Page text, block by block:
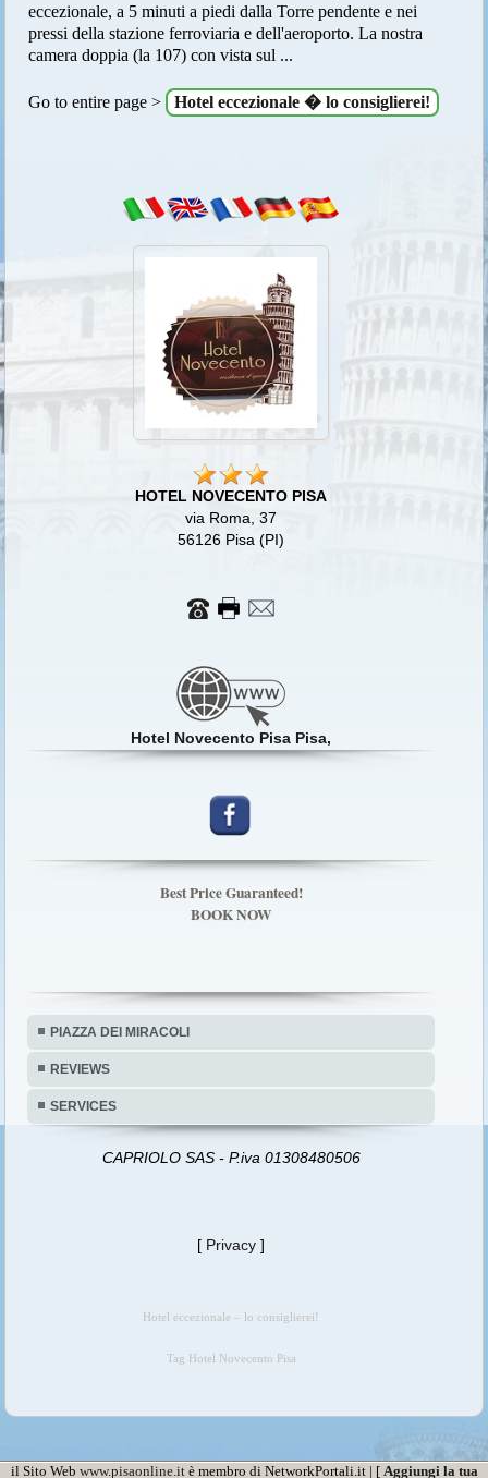
eccezionale, a 5 minuti a piedi dalla Torre pendente e nei
pressi della stazione ferroviaria e dell'aeroporto. La nostra
camera doppia (la 107) con vista sul ...
Go to entire page > Hotel eccezionale � lo consiglierei!
HOTEL NOVECENTO PISA
via Roma, 37
56126 Pisa (PI)
Hotel Novecento Pisa Pisa,
Best Price Guaranteed!
BOOK NOW
PIAZZA DEI MIRACOLI
REVIEWS
SERVICES
CAPRIOLO SAS - P.iva 01308480506
[ Privacy ]
Hotel eccezionale – lo consiglierei!
Tag Hotel Novecento Pisa
il Sito Web www.pisaonline.itè membro di NetworkPortali.it | [ Aggiungi la tua